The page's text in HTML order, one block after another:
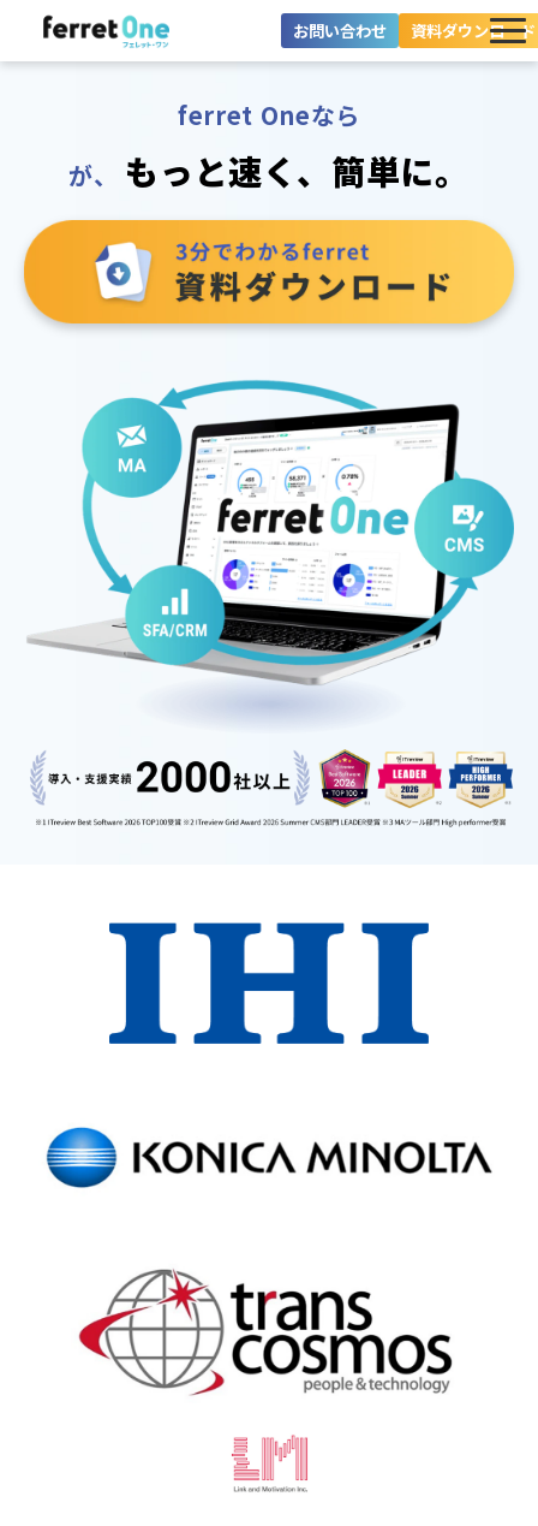
お問い合わせ 資料ダウンロード
ツール・機能一覧
導入事例
料金プラン
セミナー
お役立ち情報
ferret Oneなら
が、 もっと速く、簡単に。